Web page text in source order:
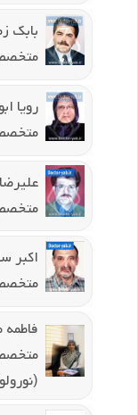
بابک
رویا
اکبر
فاطمه